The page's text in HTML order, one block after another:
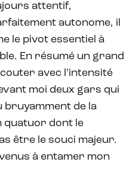
attentif,
autonome, il
le pivot essentiel à
En résumé un grand
avec l’intensité
moi deux gars qui
bruyamment de la
quatuor dont le
être le souci majeur.
à entamer mon